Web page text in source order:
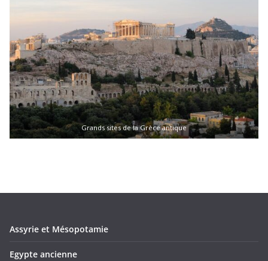
Grands sites de la Grèce antique
Assyrie et Mésopotamie
Egypte ancienne